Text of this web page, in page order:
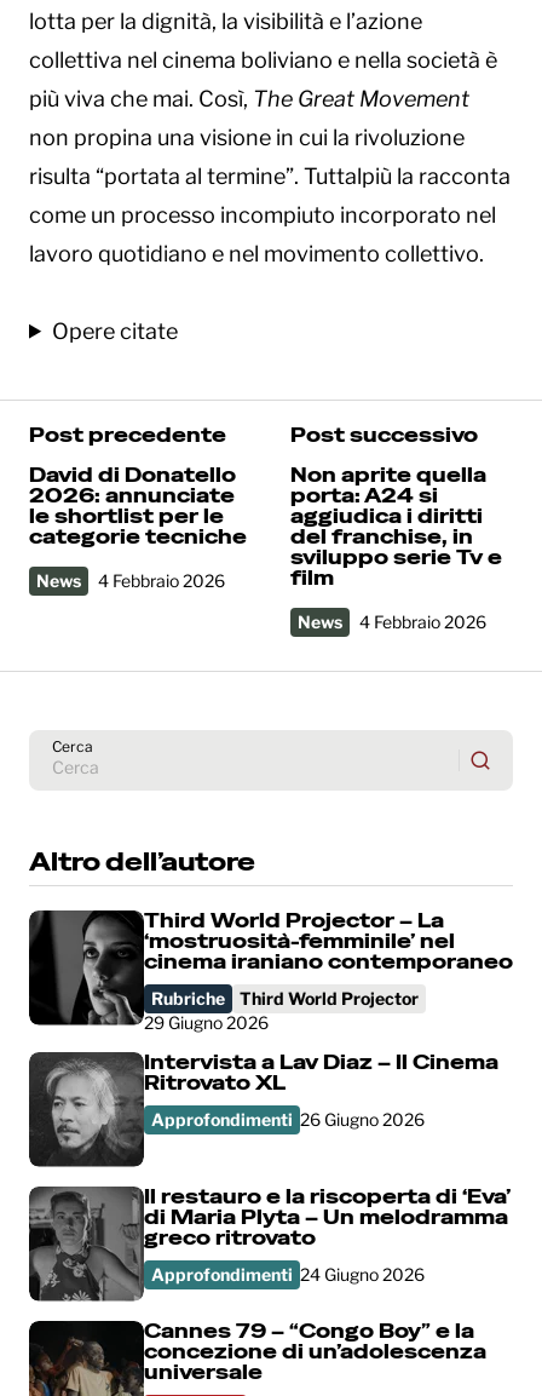
lotta per la dignità, la visibilità e l’azione
collettiva nel cinema boliviano e nella società è
più viva che mai. Così, The Great Movement
non propina una visione in cui la rivoluzione
risulta “portata al termine”. Tuttalpiù la racconta
come un processo incompiuto incorporato nel
lavoro quotidiano e nel movimento collettivo.
Opere citate
Post precedente
David di Donatello
2026: annunciate
le shortlist per le
categorie tecniche
News 4 Febbraio 2026
Post successivo
Non aprite quella
porta: A24 si
aggiudica i diritti
del franchise, in
sviluppo serie Tv e
film
News 4 Febbraio 2026
Cerca
Altro dell’autore
Third World Projector – La
‘mostruosità-femminile’ nel
cinema iraniano contemporaneo
Rubriche
Third World Projector
29 Giugno 2026
Intervista a Lav Diaz – Il Cinema
Ritrovato XL
Approfondimenti 26 Giugno 2026
Il restauro e la riscoperta di ‘Eva’
di Maria Plyta – Un melodramma
greco ritrovato
Approfondimenti 24 Giugno 2026
Cannes 79 – “Congo Boy” e la
concezione di un’adolescenza
universale